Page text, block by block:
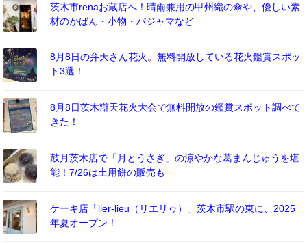
茨木市renaお蔵店へ！晴雨兼用の甲州織の傘や、優しい素
材のかばん・小物・パジャマなど
8月8日の弁天さん花火。無料開放している花火鑑賞スポッ
ト3選！
8月8日茨木辯天花火大会で無料開放の鑑賞スポット調べて
きた！
鼓月茨木店で「月とうさぎ」の涼やかな葛まんじゅうを堪
能！7/26は土用餅の販売も
ケーキ店「lier-lieu（リエリゥ）」茨木市駅の東に、2025
年夏オープン！